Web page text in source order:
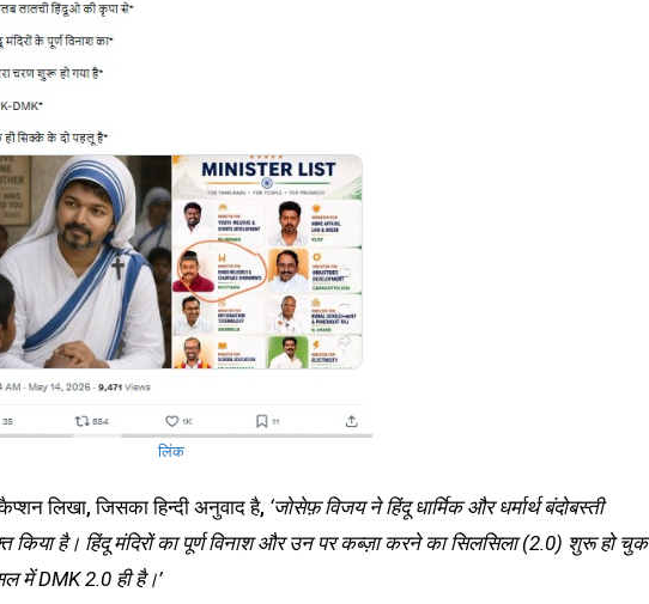
लिंक
लिखा, जिसका हिन्दी अनुवाद है, ‘जोसेफ़ विजय ने हिंदू धार्मिक और धर्मार्थ बंदोबस्ती
है। हिंदू मंदिरों का पूर्ण विनाश और उन पर कब्ज़ा करने का सिलसिला (2.0) शुरू हो
में DMK 2.0 ही है।’